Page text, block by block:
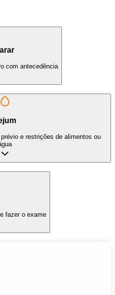
com antecedência
e restrições de alimentos ou
fazer o exame